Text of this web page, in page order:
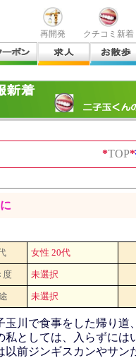
再開発 クチコミ新着
*TOP*
女性 20代
度 未選択
未選択
玉川で食事をした帰り道
私としては、入らずには
以前ジンギスカンやサン